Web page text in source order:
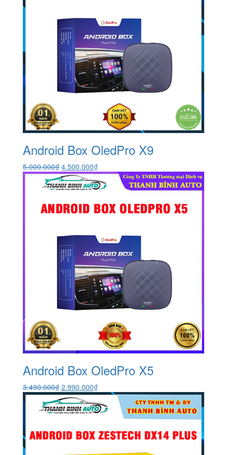
Android Box OledPro X9
5.000.000₫ Giá
gốc
là:
4.500.000₫Giá
hiện
tại
4.500.000₫.
Android Box OledPro X5
3.490.000₫ Giá
gốc
là:
3.490.000₫.
2.990.000₫Giá
hiện
tại